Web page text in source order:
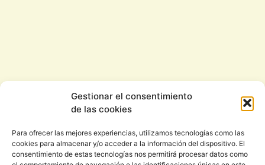
Gestionar el consentimiento
de las cookies
Para ofrecer las mejores experiencias, utilizamos tecnologías como las
cookies para almacenar y/o acceder a la información del dispositivo. El
consentimiento de estas tecnologías nos permitirá procesar datos como